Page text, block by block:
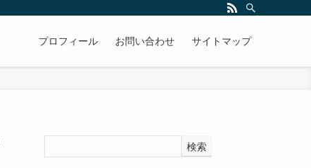
プロフィール お問い合わせ サイトマップ
検索